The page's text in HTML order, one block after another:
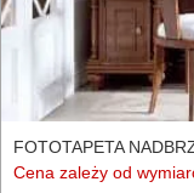
FOTOTAPETA
Cena zależy od